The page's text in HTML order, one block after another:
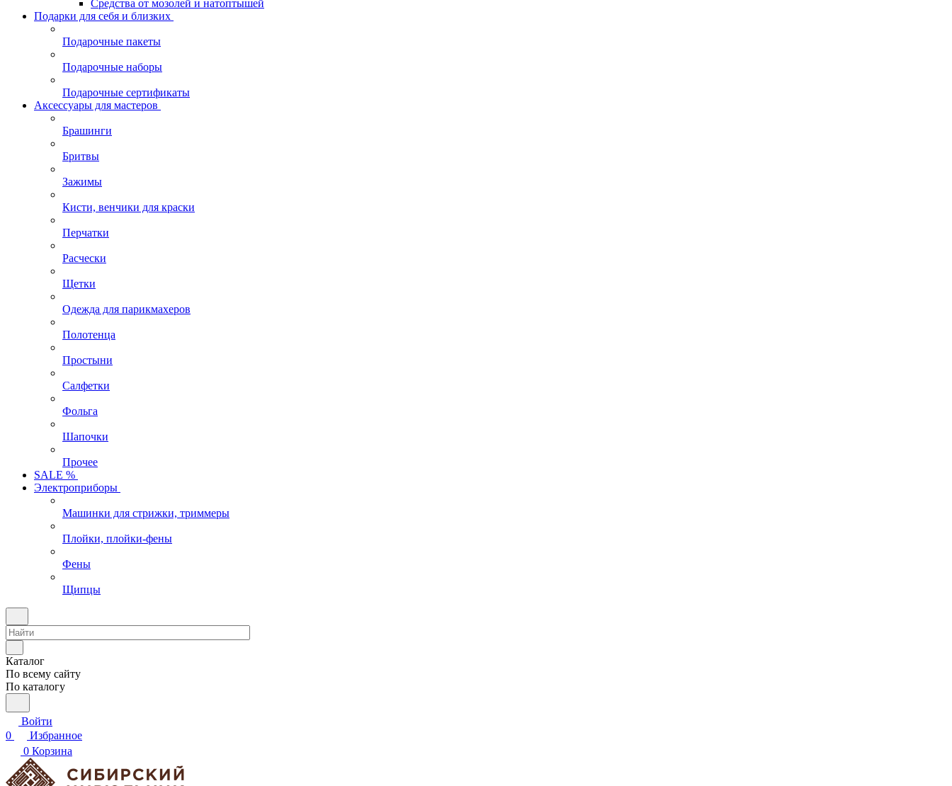
Средства от мозолей и натоптышей
Подарки для себя и близких
Подарочные пакеты
Подарочные наборы
Подарочные сертификаты
Аксессуары для мастеров
Брашинги
Бритвы
Зажимы
Кисти, венчики для краски
Перчатки
Расчески
Щетки
Одежда для парикмахеров
Полотенца
Простыни
Салфетки
Фольга
Шапочки
Прочее
SALE %
Электроприборы
Машинки для стрижки, триммеры
Плойки, плойки-фены
Фены
Щипцы
Каталог
По всему сайту
По каталогу
Войти
0
Избранное
0 Корзина